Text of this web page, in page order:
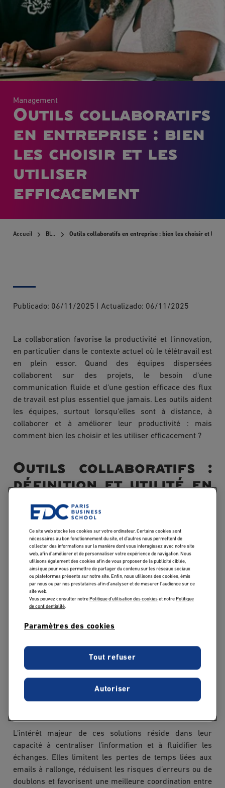
Management
Outils collaboratifs
en entreprise : bien
les choisir et les
utiliser
efficacement
Accueil Blog Outils collaboratifs en entreprise : bien les choisir et les
Publicado: 06/11/2025 Actualizado: 06/11/2025
La collaboration favorise la productivité et l'innovation,
en particulier dans le contexte actuel où le télétravail est
en plein essor. Quand des équipes dispersées
collaborent sur des projets, le besoin d'une
communication fluide et d'une gestion efficace des flux
de travail est plus essentiel que jamais. Les outils aident
les équipes, surtout lorsqu’elles sont à distance, à
collaborer et à améliorer leur productivité : mais
comment bien les choisir et les utiliser efficacement ?
Outils collaboratifs :
définition et utilité en
entreprise
dans le fonctionnement des entreprises modernes. Qu’il
s’agisse de gérer un projet, de partager des documents
ou de communiquer entre collègues à distance, ces
solutions numériques facilitent le travail d’équipe et
améliorent la productivité globale.
Concrètement, un outil collaboratif est une plateforme ou
un logiciel permettant à plusieurs personnes de
ou de manière asynchrone. Parmi les plus connus, on
retrouve Microsoft Teams, Slack, Trello, Notion, Asana ou
encore Google Workspace. Ces outils combinent souvent
plusieurs fonctions : messagerie instantanée, partage de
L’intérêt majeur de ces solutions réside dans leur
capacité à centraliser l’information et à fluidifier les
échanges. Elles limitent les pertes de temps liées aux
emails à rallonge, réduisent les risques d’erreurs ou de
doublons et favorisent une meilleure coordination entre
Ce site web stocke les cookies sur votre ordinateur. Certains cookies sont
nécessaires au bon fonctionnement du site, et d’autres nous permettent de
collecter des informations sur la manière dont vous interagissez avec notre site
web, afin d’améliorer et de personnaliser votre expérience de navigation. Nous
utilisons également des cookies afin de vous proposer de la publicité ciblée,
ainsi que pour vous permettre de partager du contenu sur les réseaux sociaux
ou plateformes présents sur notre site. Enfin, nous utilisons des cookies, émis
par nous ou par nos prestataires afin d’analyser et de mesurer l’audience sur ce
site web.
Vous pouvez consulter notrePolitique d'utilisation des cookieset notrePolitique
de confidentialité.
Paramètres des cookies
Tout refuser
Autoriser